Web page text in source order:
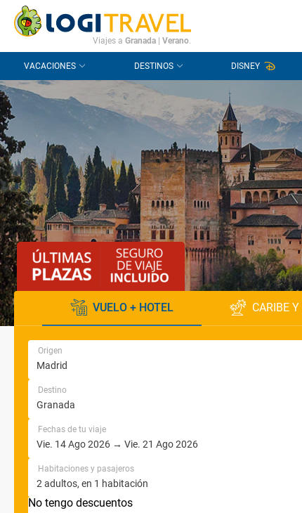
CONTACTO PREGUNTAS FRECUENTES
Viajes a Granada| Verano.
VACACIONES DESTINOS DISNEY
VUELO + HOTEL CARIBE
Origen
Destino
Fechas de tu viaje
Habitaciones y pasajeros
No tengo descuentos